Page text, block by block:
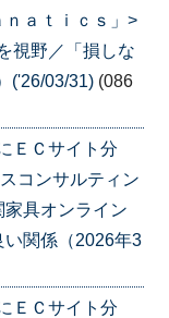
ａｔｉｃｓ」>
視野／「損しな
('26/03/31) (086
ＥＣサイト分
コンサルティン
具オンライン
関係（2026年3
ＥＣサイト分